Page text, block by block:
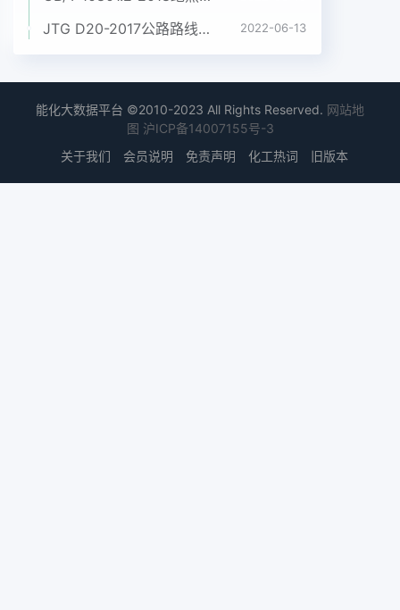
JTG D20-2017公路路线设计规范 2022-06-13
能化大数据平台 ©2010-2023 All Rights Reserved. 网站地
图 沪ICP备14007155号-3
关于我们
会员说明 免责声明 化工热词 旧版本